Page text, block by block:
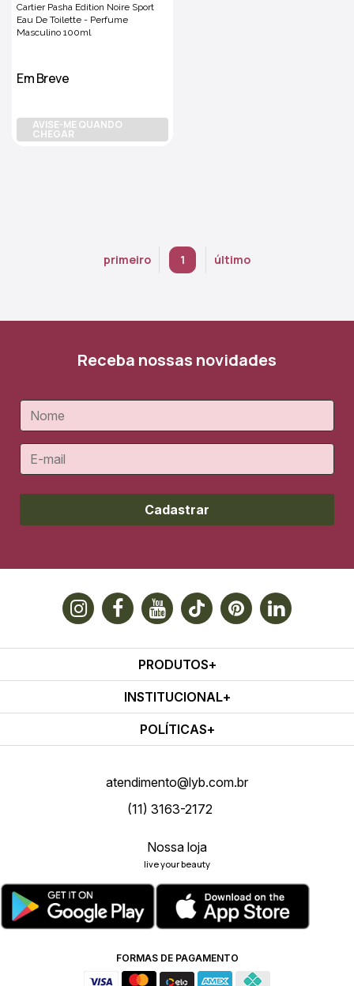
Cartier Pasha Edition Noire Sport
Eau De Toilette - Perfume
Masculino 100ml
Em Breve
AVISE-ME QUANDO
CHEGAR
primeiro 1 último
Receba nossas novidades
Cadastrar
PRODUTOS
INSTITUCIONAL
POLÍTICAS
atendimento@lyb.com.br
(11) 3163-2172
Nossa loja
live your beauty
FORMAS DE PAGAMENTO